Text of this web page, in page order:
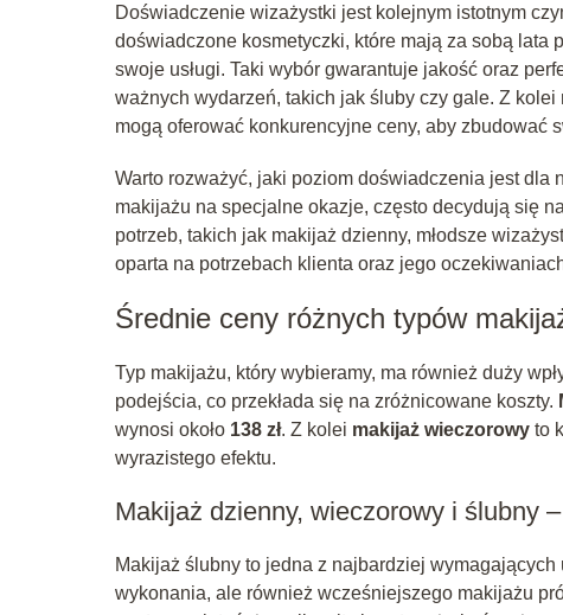
Doświadczenie wizażystki jest kolejnym istotnym
doświadczone kosmetyczki, które mają za sobą lata
swoje usługi. Taki wybór gwarantuje jakość oraz
ważnych wydarzeń, takich jak śluby czy gale. Z
mogą oferować konkurencyjne ceny, aby zbudować
Warto rozważyć, jaki poziom doświadczenia jest
makijażu na specjalne okazje, często decydują się
potrzeb, takich jak makijaż dzienny, młodsze
oparta na potrzebach klienta oraz jego
Średnie ceny różnych typów
Typ makijażu, który wybieramy, ma również duży
podejścia, co przekłada się na zróżnicowane koszty.
wynosi około 138 zł. Z kolei makijaż wieczorowy to
wyrazistego efektu.
Makijaż dzienny, wieczorowy i ślubny
Makijaż ślubny to jedna z najbardziej
wykonania, ale również wcześniejszego makijażu